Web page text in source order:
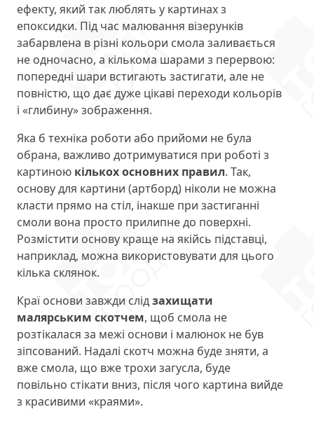
ефекту, який так люблять у картинах з
епоксидки. Під час малювання візерунків
забарвлена в різні кольори смола заливається
не одночасно, а кількома шарами з перервою:
попередні шари встигають застигати, але не
повністю, що дає дуже цікаві переходи кольорів
і «глибину» зображення.
Яка б техніка роботи або прийоми не була
обрана, важливо дотримуватися при роботі з
картиною кількох основних правил. Так,
основу для картини (артборд) ніколи не можна
класти прямо на стіл, інакше при застиганні
смоли вона просто прилипне до поверхні.
Розмістити основу краще на якійсь підставці,
наприклад, можна використовувати для цього
кілька склянок.
Краї основи завжди слідзахищати
малярським скотчем, щоб смола не
розтікалася за межі основи і малюнок не був
зіпсований. Надалі скотч можна буде зняти, а
вже смола, що вже трохи загусла, буде
повільно стікати вниз, після чого картина вийде
з красивими «краями».